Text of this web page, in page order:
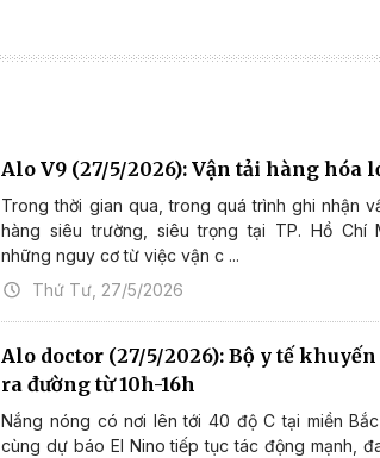
Alo V9 (27/5/2026): Vận tải hàng hóa
Trong thời gian qua, trong quá trình ghi nhận
hàng siêu trường, siêu trọng tại TP. Hồ Chí
những nguy cơ từ việc vận c ...
Thứ Tư, 27/5/2026
Alo doctor (27/5/2026): Bộ y tế
ra đường từ 10h-16h
Nắng nóng có nơi lên tới 40 độ C tại miền Bắc
cùng dự báo El Nino tiếp tục tác động mạnh,